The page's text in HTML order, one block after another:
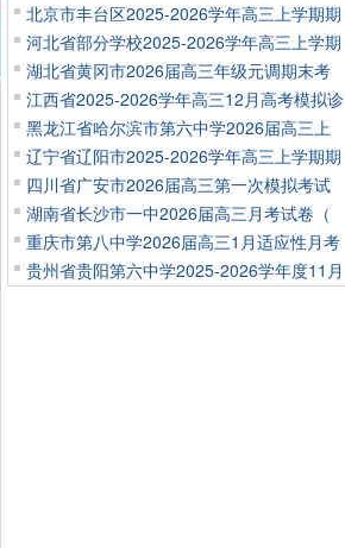
北京市丰台区2025-2026学年高三上学期期
河北省部分学校2025-2026学年高三上学期
湖北省黄冈市2026届高三年级元调期末考
江西省2025-2026学年高三12月高考模拟诊
黑龙江省哈尔滨市第六中学2026届高三上
辽宁省辽阳市2025-2026学年高三上学期期
四川省广安市2026届高三第一次模拟考试
湖南省长沙市一中2026届高三月考试卷（
重庆市第八中学2026届高三1月适应性月考
贵州省贵阳第六中学2025-2026学年度11月